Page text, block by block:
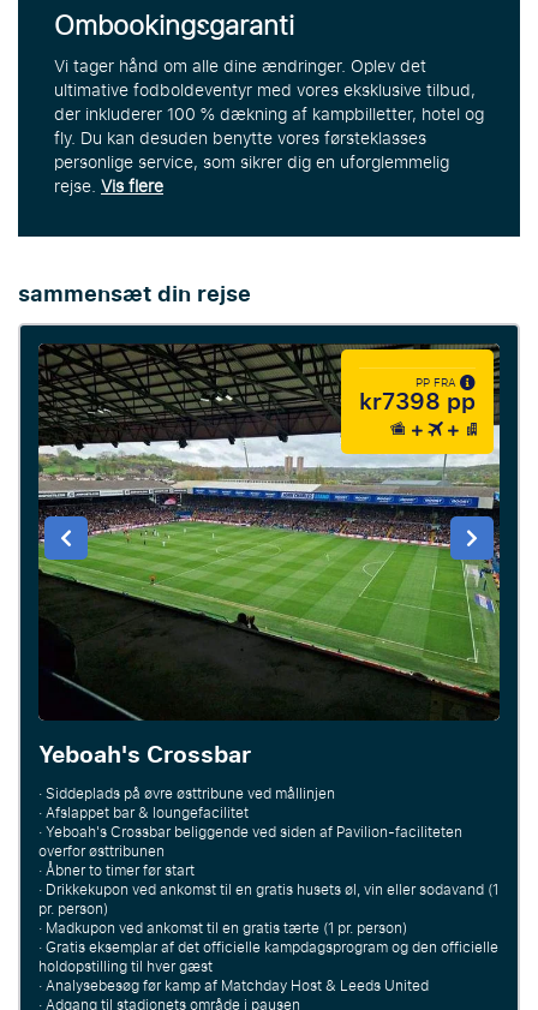
Ombookingsgaranti
Vi tager hånd om alle dine ændringer. Oplev det
ultimative fodboldeventyr med vores eksklusive tilbud,
der inkluderer 100 % dækning af kampbilletter, hotel og
fly. Du kan desuden benytte vores førsteklasses
personlige service, som sikrer dig en uforglemmelig
rejse.Vis flere
sammensæt din rejse
PP FRA
kr7398 pp
Yeboah's Crossbar
· Siddeplads på øvre østtribune ved mållinjen
· Afslappet bar & loungefacilitet
· Yeboah's Crossbar beliggende ved siden af Pavilion-faciliteten
overfor østtribunen
· Åbner to timer før start
· Drikkekupon ved ankomst til en gratis husets øl, vin eller sodavand (1
pr. person)
· Madkupon ved ankomst til en gratis tærte (1 pr. person)
· Gratis eksemplar af det officielle kampdagsprogram og den officielle
holdopstilling til hver gæst
· Analysebesøg før kamp af Matchday Host & Leeds United